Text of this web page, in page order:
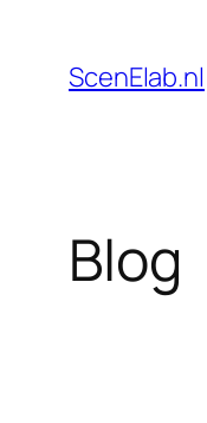
content
ScenElab.nl
Blog